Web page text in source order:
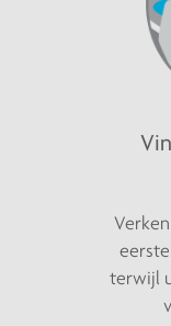
terwijl